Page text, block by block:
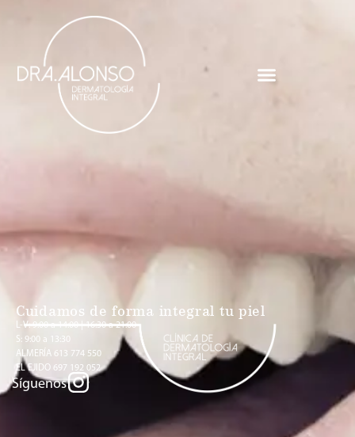
Cuidamos de forma integral tu piel
L-V: 9:00 a 14:00 | 16:30 a 21:00
S: 9:00 a 13:30
ALMERÍA 613 774 550
EL EJIDO 697 192 052
Síguenos